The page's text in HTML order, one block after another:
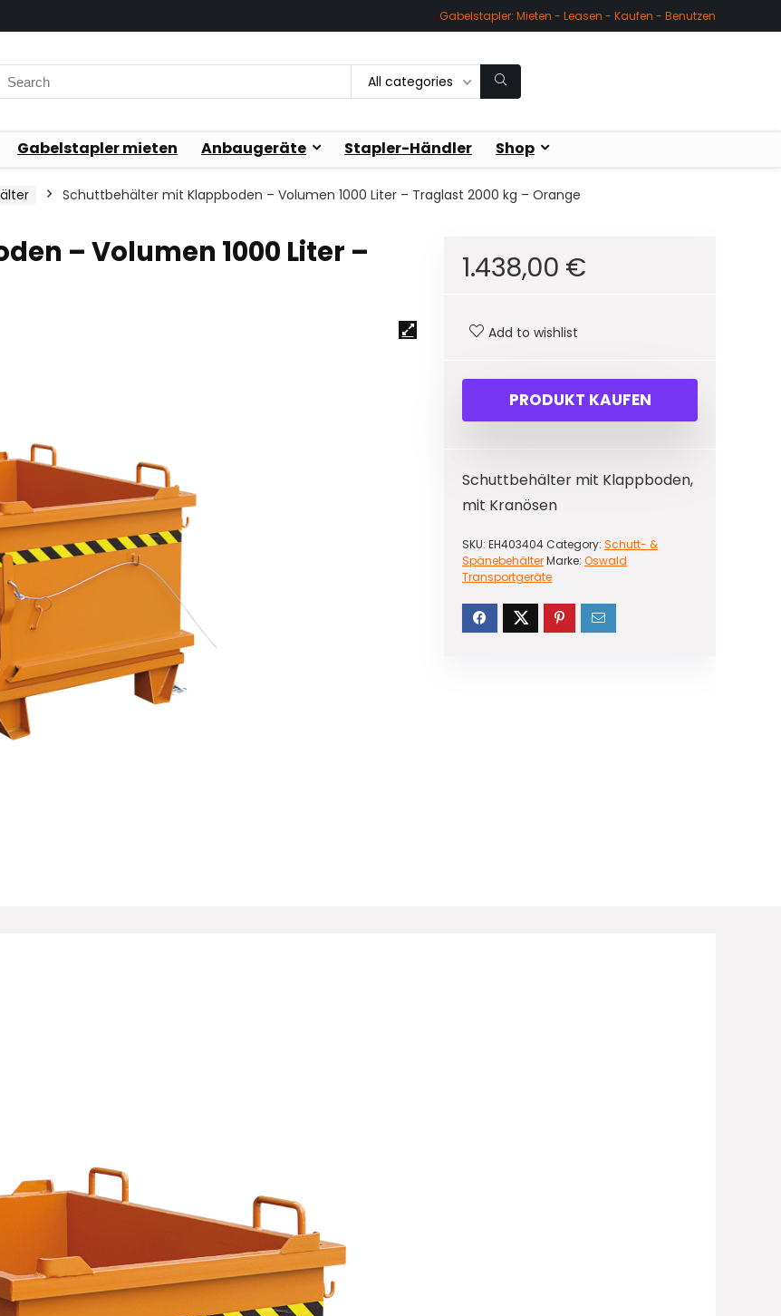
Gabelstapler: Mieten - Leasen - Kaufen - Benutzen
Search
All categories
Gabelstapler mieten Anbaugeräte Stapler-Händler Shop
Schuttbehälter mit Klappboden – Volumen 1000 Liter – Traglast 2000 kg – Orange
– Volumen 1000 Liter –
1.438,00 €
Add to wishlist
PRODUKT KAUFEN
Schuttbehälter mit Klappboden,
mit Kranösen
SKU: EH403404 Category: Schutt- &
SpänebehälterMarke: Oswald
Transportgeräte